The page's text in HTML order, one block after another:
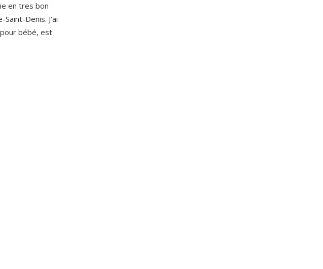
en tres bon
Denis. J’ai
bébé, est